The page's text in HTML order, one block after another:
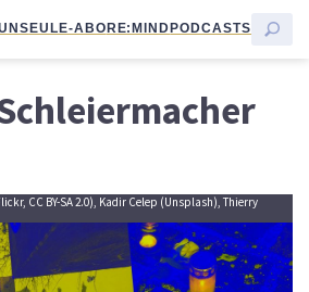
EULE-ABORE:MINDPODCASTS
CC BY-SA 2.0), Kadir Celep (Unsplash), Thierry